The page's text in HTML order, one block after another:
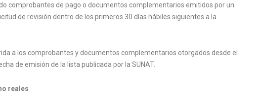
comprobantes de pago o documentos complementarios emitidos por un
de revisión dentro de los primeros 30 días hábiles siguientes a la
a los comprobantes y documentos complementarios otorgados desde el
de emisión de la lista publicada por la SUNAT.
reales